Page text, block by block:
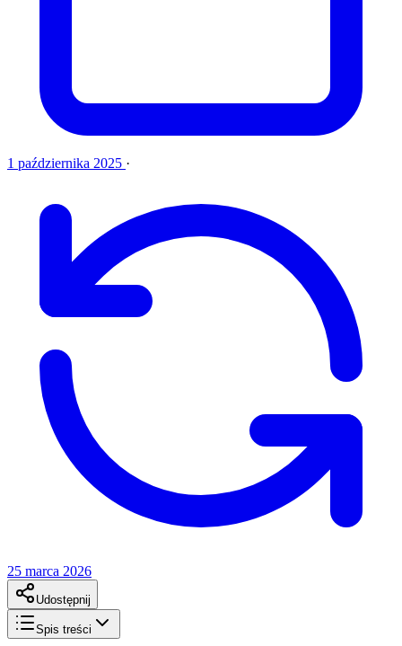
1 października 2025 ·
25 marca 2026
Udostępnij
Spis treści